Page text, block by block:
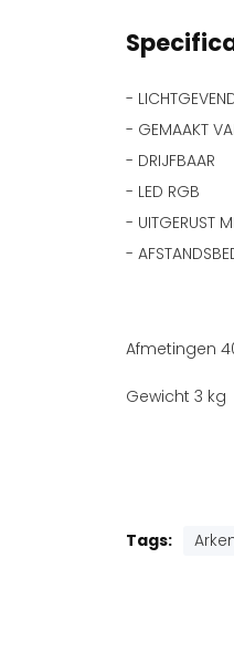
-
- GEMAAKT
- DRIJFBAAR
- LED RGB
- UITGERUST
-
Afmetingen
Gewicht 3 kg
Tags: